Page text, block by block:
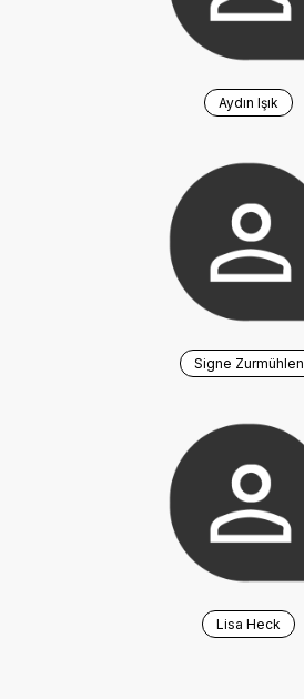
Aydın Işık
Signe Zurmühlen
Lisa Heck